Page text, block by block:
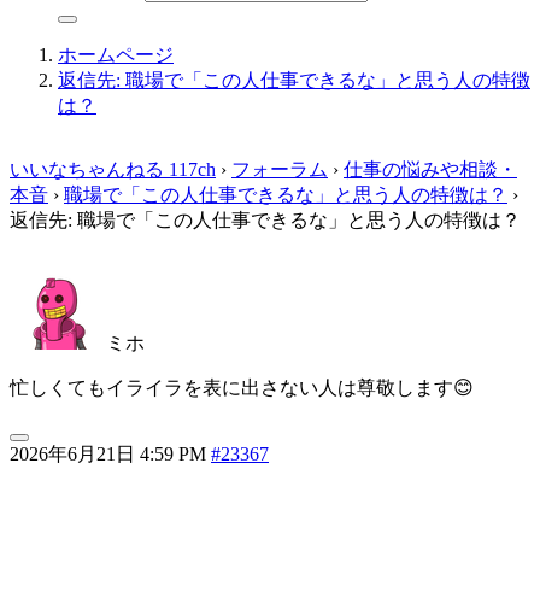
ホームページ
返信先: 職場で「この人仕事できるな」と思う人の特徴
は？
いいなちゃんねる 117ch › フォーラム › 仕事の悩みや相談・
本音 › 職場で「この人仕事できるな」と思う人の特徴は？ ›
返信先: 職場で「この人仕事できるな」と思う人の特徴は？
2026年6月21日 4:59 PM #23367
ミホ
忙しくてもイライラを表に出さない人は尊敬します😊